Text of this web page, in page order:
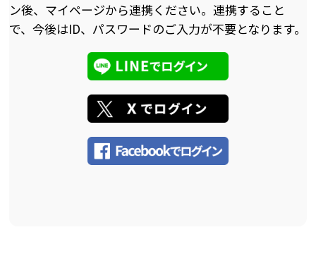
ン後、マイページから連携ください。連携すること
で、今後はID、パスワードのご入力が不要となります。